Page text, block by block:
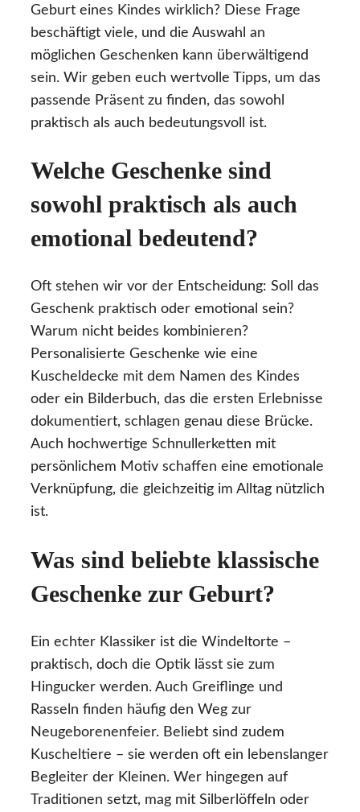
Geburt eines Kindes wirklich? Diese Frage
beschäftigt viele, und die Auswahl an
möglichen Geschenken kann überwältigend
sein. Wir geben euch wertvolle Tipps, um das
passende Präsent zu finden, das sowohl
praktisch als auch bedeutungsvoll ist.
Welche Geschenke sind
sowohl praktisch als auch
emotional bedeutend?
Oft stehen wir vor der Entscheidung: Soll das
Geschenk praktisch oder emotional sein?
Warum nicht beides kombinieren?
Personalisierte Geschenke wie eine
Kuscheldecke mit dem Namen des Kindes
oder ein Bilderbuch, das die ersten Erlebnisse
dokumentiert, schlagen genau diese Brücke.
Auch hochwertige Schnullerketten mit
persönlichem Motiv schaffen eine emotionale
Verknüpfung, die gleichzeitig im Alltag nützlich
ist.
Was sind beliebte klassische
Geschenke zur Geburt?
Ein echter Klassiker ist die Windeltorte –
praktisch, doch die Optik lässt sie zum
Hingucker werden. Auch Greiflinge und
Rasseln finden häufig den Weg zur
Neugeborenenfeier. Beliebt sind zudem
Kuscheltiere – sie werden oft ein lebenslanger
Begleiter der Kleinen. Wer hingegen auf
Traditionen setzt, mag mit Silberlöffeln oder